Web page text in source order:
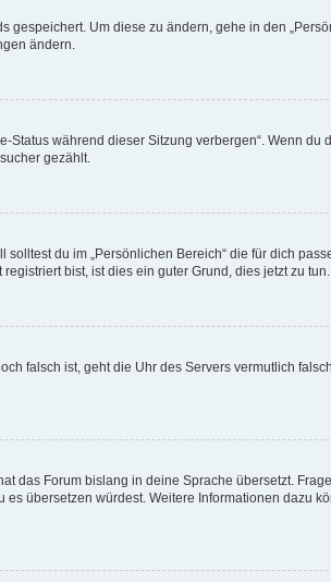
Um diese zu ändern, gehe in den
ändern.
während dieser Sitzung verbergen“. Wenn du
gezählt.
du im „Persönlichen Bereich“ die für dich
bist, ist dies ein guter Grund, dies jetzt zu tun.
falsch ist, geht die Uhr des Servers vermutlich
das Forum bislang in deine Sprache übersetzt.
übersetzen würdest. Weitere Informationen dazu